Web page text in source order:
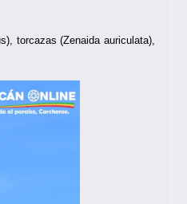
torcazas (Zenaida auriculata),